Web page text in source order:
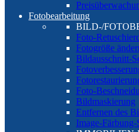
Fotobearbeitung
BILD-/
Foto-
Fotogröße
Bildausschnitt-
Foto-
Bildmaskierung
Entfernen des
Image-Färbung-